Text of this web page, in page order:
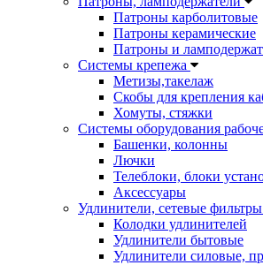
Патроны карболитовые
Патроны керамические
Патроны и
Системы крепежа
Метизы,такелаж
Скобы для крепления
Хомуты, стяжки
Системы оборудования
Башенки, колонны
Лючки
Телеблоки, блоки
Аксессуары
Удлинители, сетевые фильтры
Колодки удлинителей
Удлинители бытовые
Удлинители силовые,